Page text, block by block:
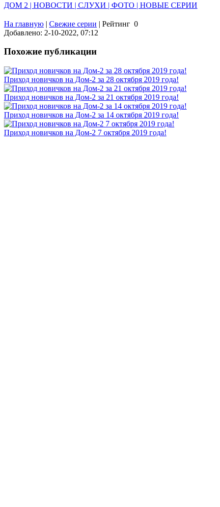
ДОМ 2 | НОВОСТИ | СЛУХИ | ФОТО | НОВЫЕ СЕРИИ
На главную | Свежие серии | Рейтинг 0
Добавлено: 2-10-2022, 07:12
Похожие публикации
Приход новичков на Дом-2 за 28 октября 2019 года!
Приход новичков на Дом-2 за 21 октября 2019 года!
Приход новичков на Дом-2 за 14 октября 2019 года!
Приход новичков на Дом-2 7 октября 2019 года!